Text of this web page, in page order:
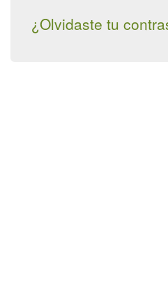
¿Olvidaste tu